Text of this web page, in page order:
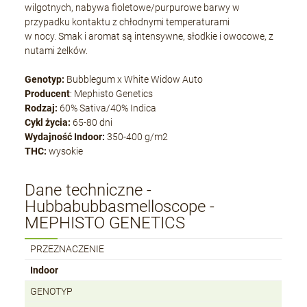
wilgotnych, nabywa fioletowe/purpurowe barwy w
przypadku kontaktu z chłodnymi temperaturami
w nocy. Smak i aromat są intensywne, słodkie i owocowe, z
nutami żelków.
Genotyp: Bubblegum x White Widow Auto
Producent: Mephisto Genetics
Rodzaj: 60% Sativa/40% Indica
Cykl życia: 65-80 dni
Wydajność Indoor: 350-400 g/m2
THC: wysokie
Dane techniczne -
Hubbabubbasmelloscope -
MEPHISTO GENETICS
PRZEZNACZENIE
Indoor
GENOTYP